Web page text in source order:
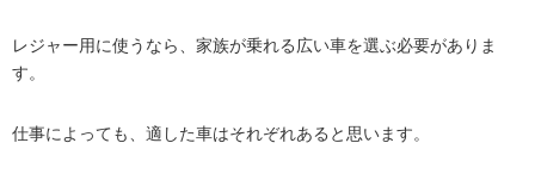
レジャー用に使うなら、家族が乗れる広い車を選ぶ必要がありま
す。
仕事によっても、適した車はそれぞれあると思います。